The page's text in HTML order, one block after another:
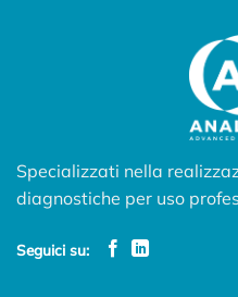
Specializzati nella
diagnostiche per uso
Seguici su: